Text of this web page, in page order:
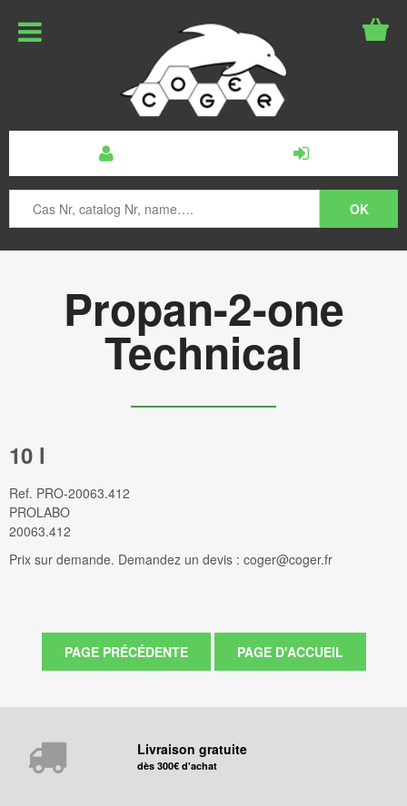
Propan-2-one
Technical
10 l
Ref. PRO-20063.412
PROLABO
20063.412
Prix sur demande. Demandez un devis : coger@coger.fr
Livraison gratuite
dès 300€ d'achat